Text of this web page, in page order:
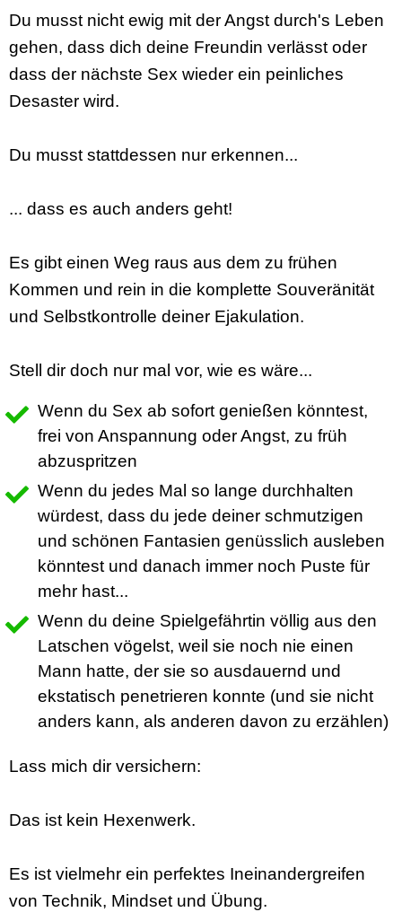
Du musst nicht ewig mit der Angst durch's Leben
gehen, dass dich deine Freundin verlässt oder
dass der nächste Sex wieder ein peinliches
Desaster wird.
Du musst stattdessen nur erkennen...
... dass es auch anders geht!
Es gibt einen Weg raus aus dem zu frühen
Kommen und rein in die komplette Souveränität
und Selbstkontrolle deiner Ejakulation.
Stell dir doch nur mal vor, wie es wäre...
Wenn du Sex ab sofort genießen könntest,
frei von Anspannung oder Angst, zu früh
abzuspritzen
Wenn du jedes Mal so lange durchhalten
würdest, dass du jede deiner schmutzigen
und schönen Fantasien genüsslich ausleben
könntest und danach immer noch Puste für
mehr hast...
Wenn du deine Spielgefährtin völlig aus den
Latschen vögelst, weil sie noch nie einen
Mann hatte, der sie so ausdauernd und
ekstatisch penetrieren konnte (und sie nicht
anders kann, als anderen davon zu erzählen)
Lass mich dir versichern:
Das ist kein Hexenwerk.
Es ist vielmehr ein perfektes Ineinandergreifen
von Technik, Mindset und Übung.